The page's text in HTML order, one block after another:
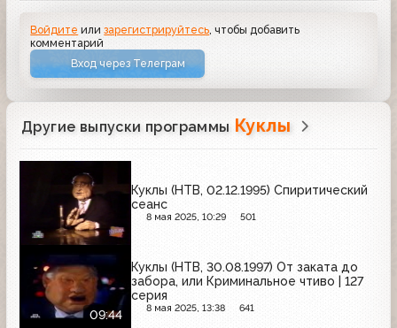
Войдите илизарегистрируйтесь , чтобы добавить
комментарий
Вход через Телеграм
Другие выпуски программы Куклы
Куклы (НТВ, 02.12.1995) Спиритический
сеанс
8 мая 2025, 10:29 501
09:44
Куклы (НТВ, 30.08.1997) От заката до
забора, или Криминальное чтиво | 127
серия
8 мая 2025, 13:38 641